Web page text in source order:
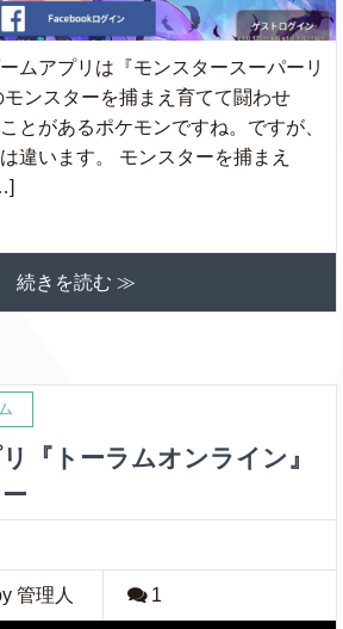
ムアプリは『モンスタースーパーリ
ンスターを捕まえ育てて闘わせ
とがあるポケモンですね。ですが、
違います。 モンスターを捕まえ
続きを読む ≫
『トーラムオンライン』
管理人 1